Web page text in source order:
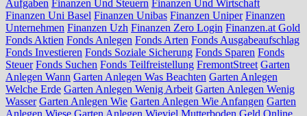
Aufgaben Finanzen Und Steuern Finanzen Und Wirtschaft
Finanzen Uni Basel Finanzen Unibas Finanzen Uniper Finanzen
Unternehmen Finanzen Uzh Finanzen Zero Login Finanzen.at Gold
Fonds Aktien Fonds Anlegen Fonds Arten Fonds Ausgabeaufschlag
Fonds Investieren Fonds Soziale Sicherung Fonds Sparen Fonds
Steuer Fonds Suchen Fonds Teilfreistellung FremontStreet Garten
Anlegen Wann Garten Anlegen Was Beachten Garten Anlegen
Welche Erde Garten Anlegen Wenig Arbeit Garten Anlegen Wenig
Wasser Garten Anlegen Wie Garten Anlegen Wie Anfangen Garten
Anlegen Wiese Garten Anlegen Wieviel Mutterboden Geld Online